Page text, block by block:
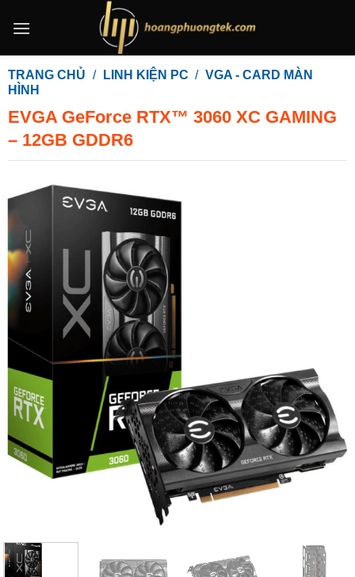
qua
dung
TRANG CHỦ / LINH KIỆN PC / VGA - CARD MÀN
HÌNH
EVGA GeForce RTX™ 3060 XC GAMING
– 12GB GDDR6